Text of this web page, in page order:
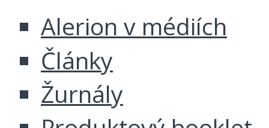
Alerion v médiích
Články
Žurnály